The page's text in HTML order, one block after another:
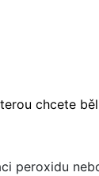
chcete
peroxidu